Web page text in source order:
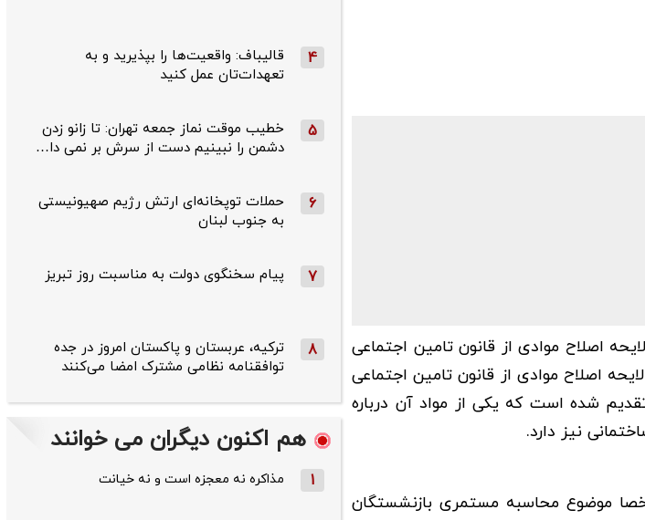
اصلاح موادی از قانون تامین اجتماعی
اصلاح موادی از قانون تامین اجتماعی
شده است که یکی از مواد آن درباره
نیز دارد.
موضوع محاسبه مستمری بازنشستگان
4
قالیباف: واقعیت‌ها را بپذیرید و به
تعهدات‌تان عمل کنید
5
خطیب موقت نماز جمعه تهران: تا زانو زدن
دشمن را نبینیم دست از سرش بر نمی دا…
6
حملات توپخانه‌ای ارتش رژیم صهیونیستی
به جنوب لبنان
7 پیام سخنگوی دولت به مناسبت روز تبریز
8
ترکیه، عربستان و پاکستان امروز در جده
توافقنامه نظامی مشترک امضا می‌کنند
هم اکنون دیگران می خوانند
1 مذاکره نه معجزه است و نه خیانت